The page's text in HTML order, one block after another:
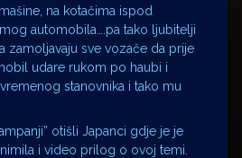
na kotačima ispod
automobila….pa tako ljubitelji
zamoljavaju sve vozače da prije
udare rukom po haubi i
stanovnika i tako mu
otišli Japanci gdje je je
i video prilog o ovoj temi.